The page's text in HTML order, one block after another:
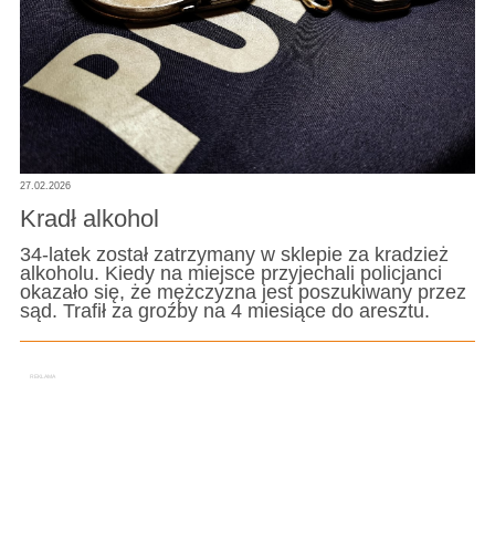
27.02.2026
Kradł alkohol
34-latek został zatrzymany w sklepie za kradzież
alkoholu. Kiedy na miejsce przyjechali policjanci
okazało się, że mężczyzna jest poszukiwany przez
sąd. Trafił za groźby na 4 miesiące do aresztu.